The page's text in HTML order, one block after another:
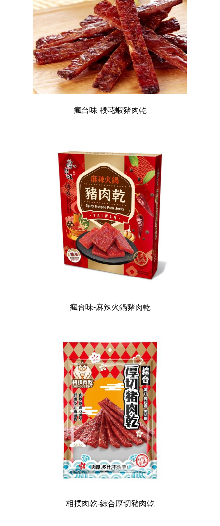
瘋台味-櫻花蝦豬肉乾
瘋台味-麻辣火鍋豬肉乾
相撲肉乾-綜合厚切豬肉乾